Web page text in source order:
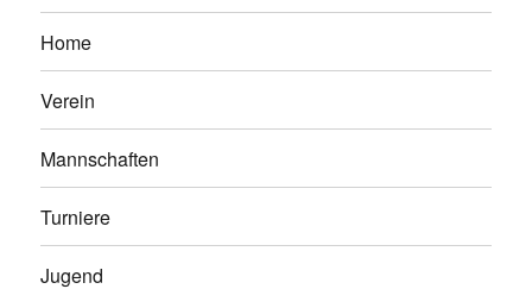
Home
Verein
Mannschaften
Turniere
Jugend